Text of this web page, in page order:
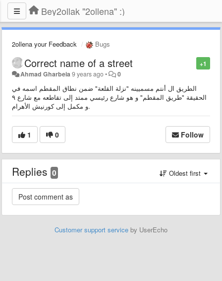
Bey2ollak "2ollena" :)
2ollena your Feedback Bugs
+1
Correct name of a street
Ahmad Gharbeia 9 years ago• 0
الطريق ال أنتم مسميينه "نزلة القلعة" ضمن نطاق المقطم اسمه في
الحقيقة "طريق المقطم" و هو شارع رئيسي ممتد إلى تقاطعه مع شارع ٩
و مكمل إلى كورنيش الأهرام.
1 0 Follow
Replies 0 Oldest first
Customer support service by UserEcho